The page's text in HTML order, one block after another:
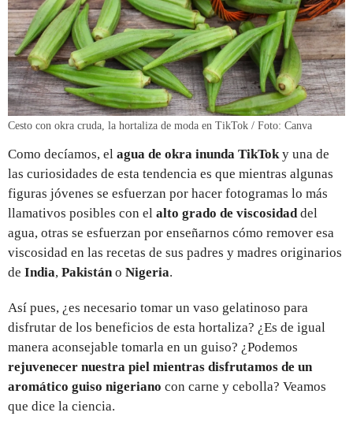
Cesto con okra cruda, la hortaliza de moda en TikTok / Foto: Canva
Como decíamos, el agua de okra inunda TikTok y una de
las curiosidades de esta tendencia es que mientras algunas
figuras jóvenes se esfuerzan por hacer fotogramas lo más
llamativos posibles con el alto grado de viscosidad del
agua, otras se esfuerzan por enseñarnos cómo remover esa
viscosidad en las recetas de sus padres y madres originarios
de India, Pakistán o Nigeria.
Así pues, ¿es necesario tomar un vaso gelatinoso para
disfrutar de los beneficios de esta hortaliza? ¿Es de igual
manera aconsejable tomarla en un guiso? ¿Podemos
rejuvenecer nuestra piel mientras disfrutamos de un
aromático guiso nigeriano con carne y cebolla? Veamos
que dice la ciencia.